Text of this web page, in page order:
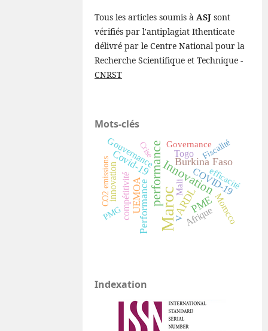
Tous les articles soumis à ASJ sont
vérifiés par l'antiplagiat Ithenticate
délivré par le Centre National pour la
Recherche Scientifique et Technique -
CNRST
Mots-clés
Maroc
performanceInnovation
Performance
Burkina Faso
ARDLPME
Covid-19
UEMOA
Afrique
compétitivité COVID-19
Gouvernance
Morocco
innovation
Togo Fiscalité
V
Mali
Governance
PMG
efficacité
CO2 emissions
Crise
Indexation